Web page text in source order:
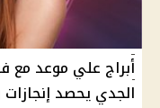
أبراج علي موعد مع
الجدي يحصد